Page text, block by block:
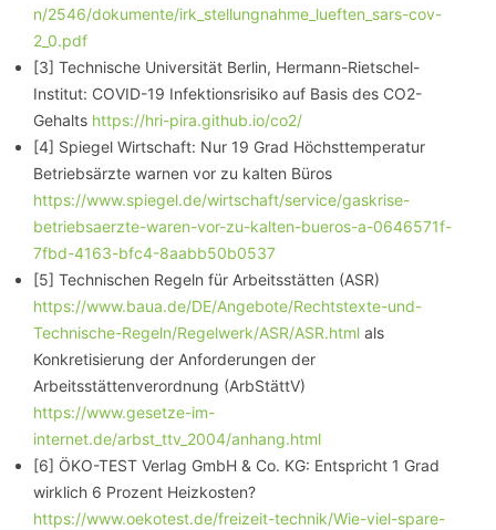
n/2546/dokumente/irk_stellungnahme_lueften_sars-cov-
2_0.pdf
[3] Technische Universität Berlin, Hermann-Rietschel-
Institut: COVID-19 Infektionsrisiko auf Basis des CO2-
Gehalts https://hri-pira.github.io/co2/
[4] Spiegel Wirtschaft: Nur 19 Grad Höchsttemperatur
Betriebsärzte warnen vor zu kalten Büros
https://www.spiegel.de/wirtschaft/service/gaskrise-
betriebsaerzte-waren-vor-zu-kalten-bueros-a-0646571f-
7fbd-4163-bfc4-8aabb50b0537
[5] Technischen Regeln für Arbeitsstätten (ASR)
https://www.baua.de/DE/Angebote/Rechtstexte-und-
Technische-Regeln/Regelwerk/ASR/ASR.html als
Konkretisierung der Anforderungen der
Arbeitsstättenverordnung (ArbStättV)
https://www.gesetze-im-
internet.de/arbst_ttv_2004/anhang.html
[6] ÖKO-TEST Verlag GmbH & Co. KG: Entspricht 1 Grad
wirklich 6 Prozent Heizkosten?
https://www.oekotest.de/freizeit-technik/Wie-viel-spare-